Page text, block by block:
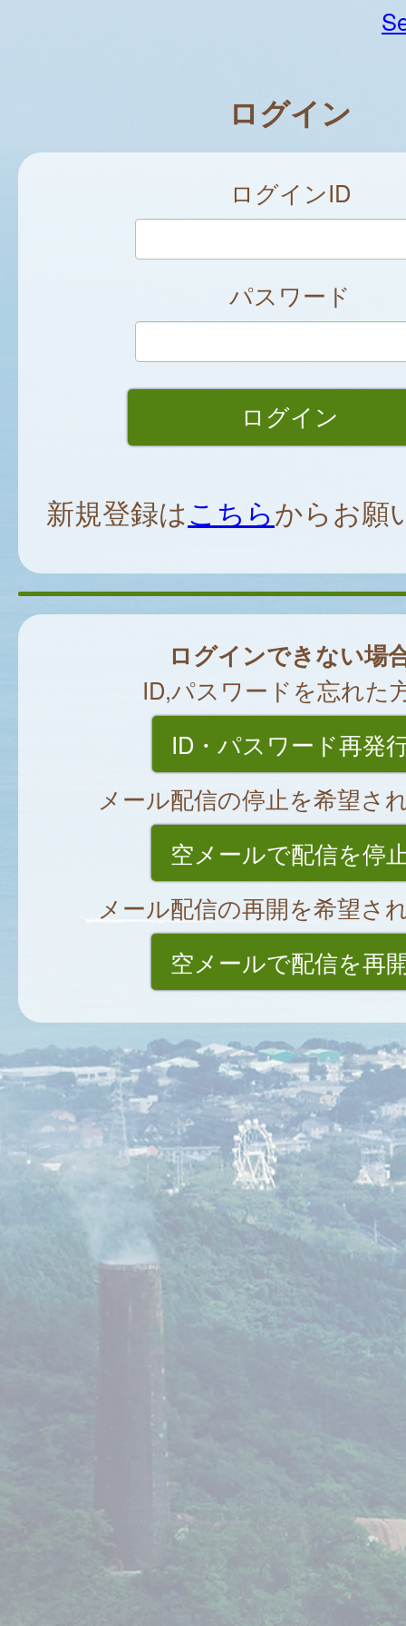
ログイン
ログインID
パスワード
新規登録はこちらからお願
ログインできない場
ID,パスワードを忘れた
ID・パスワード再発
メール配信の停止を希望さ
空メールで配信を停
メール配信の再開を希望さ
空メールで配信を再